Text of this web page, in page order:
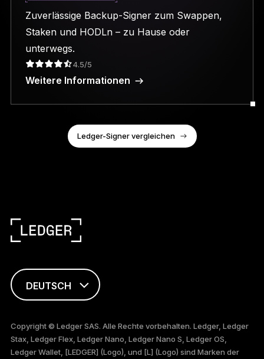
Zuverlässige Backup-Signer zum Swappen,
Staken und HODLn – zu Hause oder
unterwegs.
4.5/5
Weitere Informationen
Ledger-Signer vergleichen
DEUTSCH
FRANÇAIS
Copyright © Ledger SAS. Alle Rechte vorbehalten. Ledger, Ledger
Stax, Ledger Flex, Ledger Nano, Ledger Nano S, Ledger OS,
Ledger Wallet, [LEDGER] (Logo), und [L] (Logo) sind Marken der